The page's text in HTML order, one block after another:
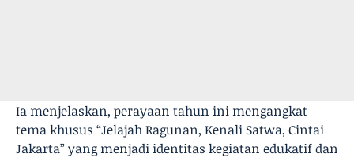
Ia menjelaskan, perayaan tahun ini mengangkat
tema khusus “Jelajah Ragunan, Kenali Satwa, Cintai
Jakarta” yang menjadi identitas kegiatan edukatif dan